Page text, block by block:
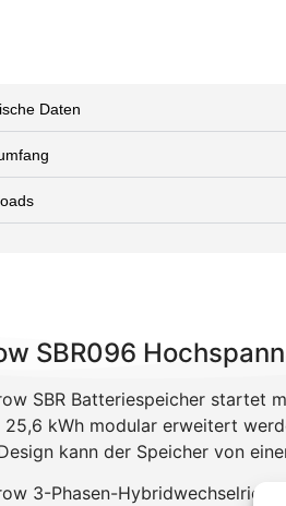
Daten
SBR096
SBR Batteriespeicher startet
kWh modular erweitert
kann der Speicher von
3-Phasen-